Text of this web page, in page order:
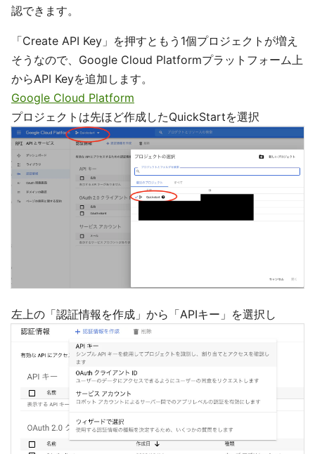
認できます。
「Create API Key」を押すともう1個プロジェクトが増え
そうなので、Google Cloud Platformプラットフォーム上
からAPI Keyを追加します。
Google Cloud Platform
プロジェクトは先ほど作成したQuickStartを選択
左上の「認証情報を作成」から「APIキー」を選択し